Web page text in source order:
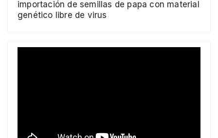
importación de semillas de papa con material
genético libre de virus